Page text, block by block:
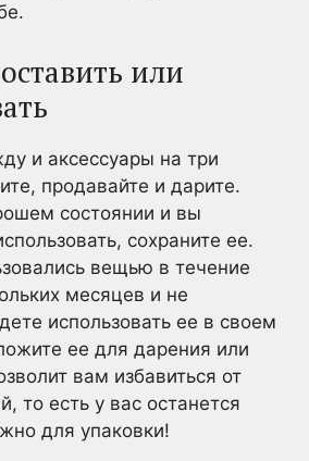
или
и аксессуары на три
продавайте и дарите.
состоянии и вы
сохраните ее.
вещью в течение
месяцев и не
использовать ее в своем
ее для дарения или
вам избавиться от
то есть у вас останется
для упаковки!